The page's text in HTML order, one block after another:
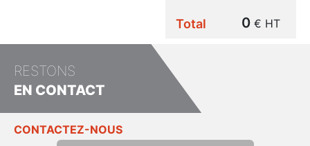
Total 0 € HT
RESTONS
EN CONTACT
CONTACTEZ-NOUS